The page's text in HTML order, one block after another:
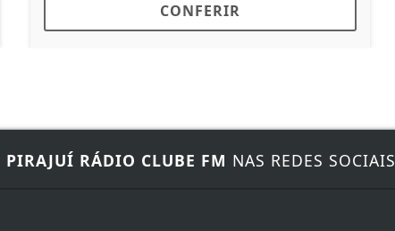
CONFERIR
PIRAJUÍ RÁDIO CLUBE FM NAS REDES SOCIAIS